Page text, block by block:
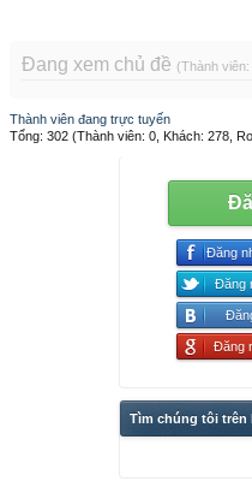
Đang xem chủ đề (Thành
Thành viên đang trực tuyến
Tổng: 302 (Thành viên: 0, Khách: 278,
Đăng
Đăng
Đăng
Tìm chúng tôi trên